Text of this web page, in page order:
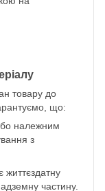
товару до
що:
належним
з
частину.